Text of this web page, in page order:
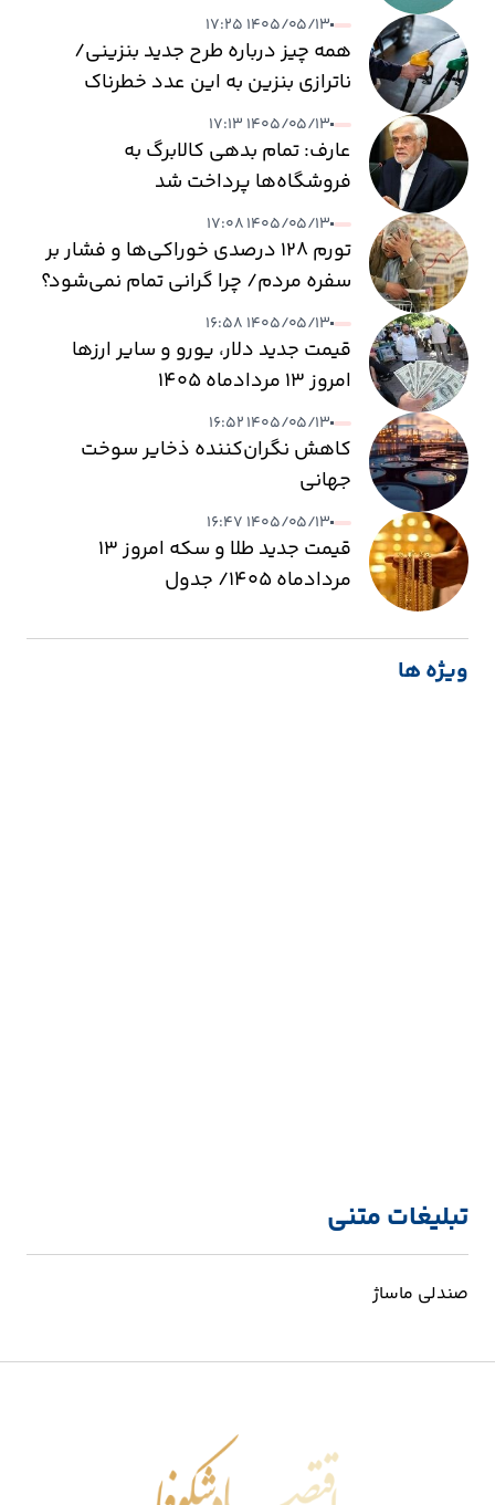
۱۴۰۵/۰۵/۱۳ ۱۷:۲۵
همه چیز درباره طرح جدید بنزینی/
ناترازی بنزین به این عدد خطرناک
می‌رسد
۱۴۰۵/۰۵/۱۳ ۱۷:۱۳
عارف: تمام بدهی کالابرگ به
فروشگاه‌ها پرداخت شد
۱۴۰۵/۰۵/۱۳ ۱۷:۰۸
تورم ۱۲۸ درصدی خوراکی‌ها و فشار بر
سفره مردم/ چرا گرانی تمام نمی‌شود؟
۱۴۰۵/۰۵/۱۳ ۱۶:۵۸
قیمت جدید دلار، یورو و سایر ارزها
امروز ۱۳ مردادماه ۱۴۰۵
۱۴۰۵/۰۵/۱۳ ۱۶:۵۲
کاهش نگران‌کننده ذخایر سوخت
جهانی
۱۴۰۵/۰۵/۱۳ ۱۶:۴۷
قیمت جدید طلا و سکه امروز ۱۳
مردادماه ۱۴۰۵/ جدول
ویژه ها
تبلیغات متنی
صندلی ماساژ
اقتصاد شکوفا